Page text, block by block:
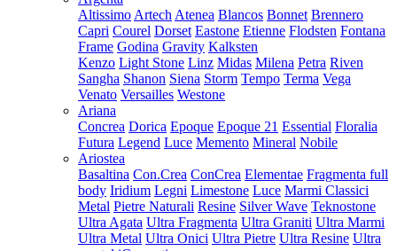
Altissimo Artech Atenea Blancos Bonnet Brennero
Capri Courel Dorset Eastone Etienne Flodsten Fontana
Frame Godina Gravity Kalksten
Kenzo Light Stone Linz Midas Milena Petra Riven
Sangha Shanon Siena Storm Tempo Terma Vega
Venato Versailles Westone
Ariana
Concrea Dorica Epoque Epoque 21 Essential Floralia
Futura Legend Luce Memento Mineral Nobile
Ariostea
Basaltina Con.Crea ConCrea Elementae Fragmenta full
body Iridium Legni Limestone Luce Marmi Classici
Metal Pietre Naturali Resine Silver Wave Teknostone
Ultra Agata Ultra Fragmenta Ultra Graniti Ultra Marmi
Ultra Metal Ultra Onici Ultra Pietre Ultra Resine Ultra